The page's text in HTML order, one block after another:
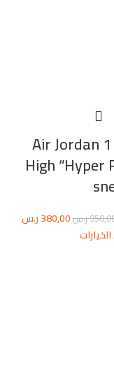
Air Jordan
High “Hyper
ر.س380,00ر.س